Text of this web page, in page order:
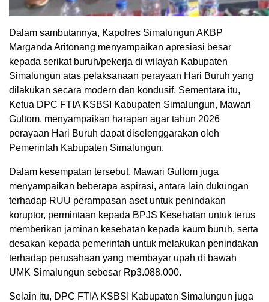
Dalam sambutannya, Kapolres Simalungun AKBP
Marganda Aritonang menyampaikan apresiasi besar
kepada serikat buruh/pekerja di wilayah Kabupaten
Simalungun atas pelaksanaan perayaan Hari Buruh yang
dilakukan secara modern dan kondusif. Sementara itu,
Ketua DPC FTIA KSBSI Kabupaten Simalungun, Mawari
Gultom, menyampaikan harapan agar tahun 2026
perayaan Hari Buruh dapat diselenggarakan oleh
Pemerintah Kabupaten Simalungun.
Dalam kesempatan tersebut, Mawari Gultom juga
menyampaikan beberapa aspirasi, antara lain dukungan
terhadap RUU perampasan aset untuk penindakan
koruptor, permintaan kepada BPJS Kesehatan untuk terus
memberikan jaminan kesehatan kepada kaum buruh, serta
desakan kepada pemerintah untuk melakukan penindakan
terhadap perusahaan yang membayar upah di bawah
UMK Simalungun sebesar Rp3.088.000.
Selain itu, DPC FTIA KSBSI Kabupaten Simalungun juga